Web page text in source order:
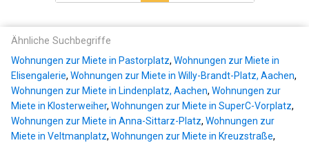
Ähnliche Suchbegriffe
Wohnungen zur Miete in Pastorplatz, Wohnungen zur Miete in
Elisengalerie, Wohnungen zur Miete in Willy-Brandt-Platz, Aachen,
Wohnungen zur Miete in Lindenplatz, Aachen, Wohnungen zur
Miete in Klosterweiher, Wohnungen zur Miete in SuperC-Vorplatz,
Wohnungen zur Miete in Anna-Sittarz-Platz, Wohnungen zur
Miete in Veltmanplatz, Wohnungen zur Miete in Kreuzstraße,